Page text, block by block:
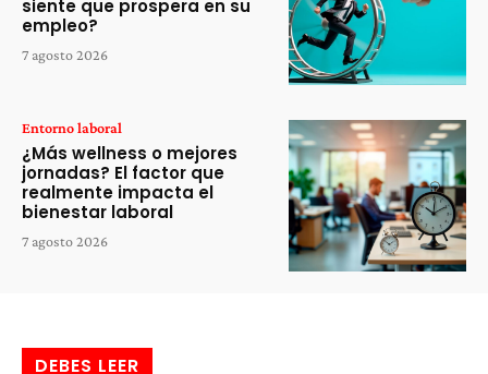
siente que prospera en su
empleo?
7 agosto 2026
Entorno laboral
¿Más wellness o mejores
jornadas? El factor que
realmente impacta el
bienestar laboral
7 agosto 2026
DEBES LEER